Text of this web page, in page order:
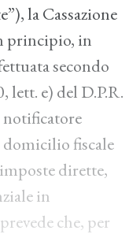
la Cassazione
principio, in
secondo
lett. e) del D.P.R.
notificatore
fiscale
dirette,
in
che, per